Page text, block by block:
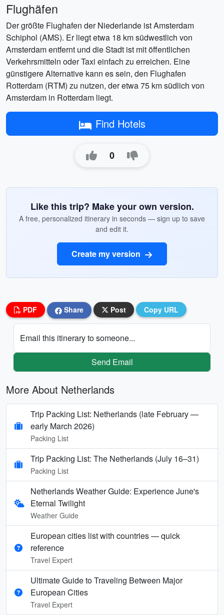
Flughäfen
Der größte Flughafen der Niederlande ist Amsterdam
Schiphol (AMS). Er liegt etwa 18 km südwestlich von
Amsterdam entfernt und die Stadt ist mit öffentlichen
Verkehrsmitteln oder Taxi einfach zu erreichen. Eine
günstigere Alternative kann es sein, den Flughafen
Rotterdam (RTM) zu nutzen, der etwa 75 km südlich von
Amsterdam in Rotterdam liegt.
Find Hotels
0
Like this trip? Make your own version.
A free, personalized itinerary in seconds — sign up to save
and edit it.
Create my version
PDF Share Post Copy URL
Email this itinerary to someone...
Send Email
More About Netherlands
Trip Packing List: Netherlands (late February —
early March 2026)
Packing List
Trip Packing List: The Netherlands (July 16–31)
Packing List
Netherlands Weather Guide: Experience June's
Eternal Twilight
Weather Guide
European cities list with countries — quick
reference
Travel Expert
Ultimate Guide to Traveling Between Major
European Cities
Travel Expert